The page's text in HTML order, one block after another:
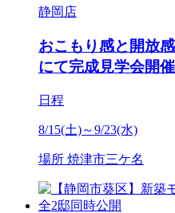
静岡店
おこもり感と開放
にて完成見学会開催
日程
8/15(土)～9/23(水)
場所 焼津市三ケ名